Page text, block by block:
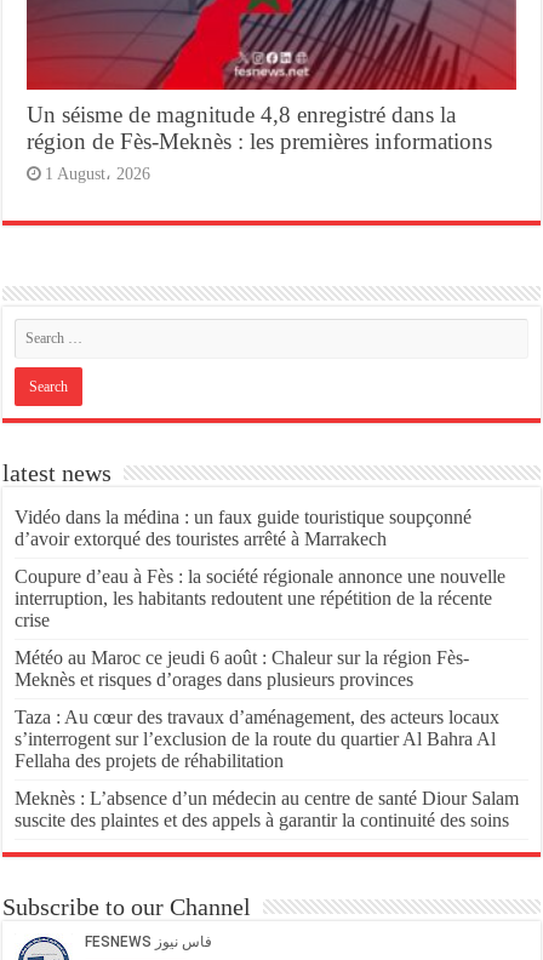
Un séisme de magnitude 4,8 enregistré dans la
région de Fès-Meknès : les premières informations
1 August، 2026
latest news
Vidéo dans la médina : un faux guide touristique soupçonné
d’avoir extorqué des touristes arrêté à Marrakech
Coupure d’eau à Fès : la société régionale annonce une nouvelle
interruption, les habitants redoutent une répétition de la récente
crise
Météo au Maroc ce jeudi 6 août : Chaleur sur la région Fès-
Meknès et risques d’orages dans plusieurs provinces
Taza : Au cœur des travaux d’aménagement, des acteurs locaux
s’interrogent sur l’exclusion de la route du quartier Al Bahra Al
Fellaha des projets de réhabilitation
Meknès : L’absence d’un médecin au centre de santé Diour Salam
suscite des plaintes et des appels à garantir la continuité des soins
Subscribe to our Channel